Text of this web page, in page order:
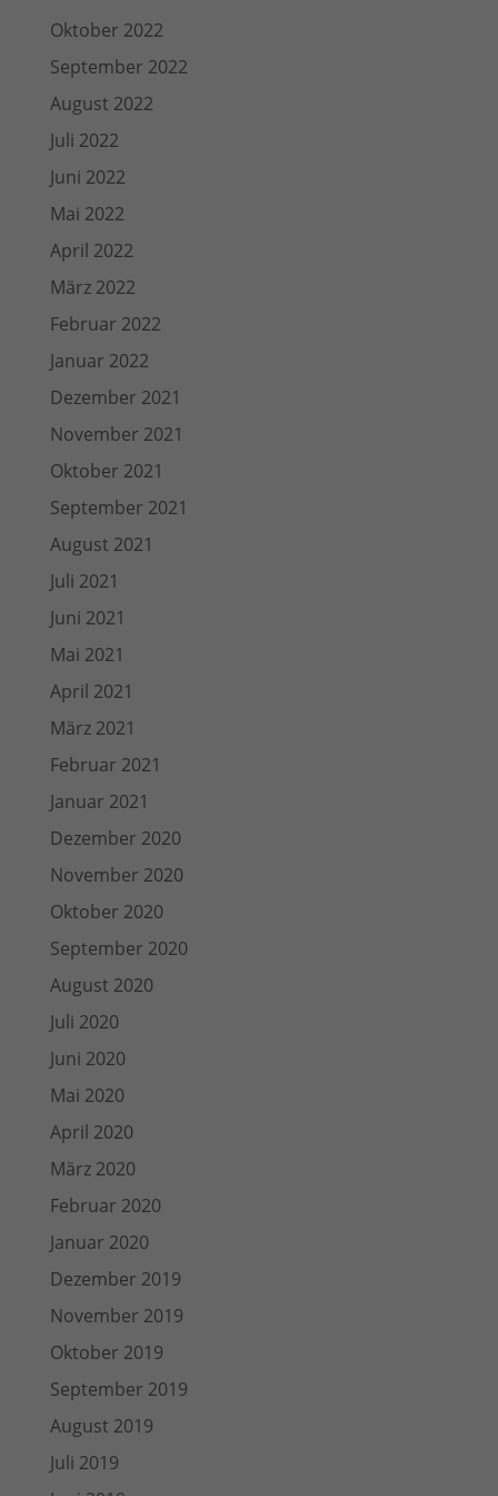
Oktober 2022
September 2022
August 2022
Juli 2022
Juni 2022
Mai 2022
April 2022
März 2022
Februar 2022
Januar 2022
Dezember 2021
November 2021
Oktober 2021
September 2021
August 2021
Juli 2021
Juni 2021
Mai 2021
April 2021
März 2021
Februar 2021
Januar 2021
Dezember 2020
November 2020
Oktober 2020
September 2020
August 2020
Juli 2020
Juni 2020
Mai 2020
April 2020
März 2020
Februar 2020
Januar 2020
Dezember 2019
November 2019
Oktober 2019
September 2019
August 2019
Juli 2019